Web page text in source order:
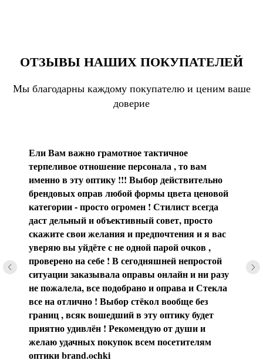
ОТЗЫВЫ НАШИХ ПОКУПАТЕЛЕЙ
Мы благодарны каждому покупателю и ценим ваше
доверие
Ели Вам важно грамотное тактичное
терпеливое отношение персонала , то вам
именно в эту оптику !!! Выбор действительно
брендовых оправ любой формы цвета ценовой
категории - просто огромен ! Стилист всегда
даст дельный и объективный совет, просто
скажите свои желания и предпочтения и я вас
уверяю вы уйдёте с не одной парой очков ,
проверено на себе ! В сегодняшней непростой
ситуации заказывала оправы онлайн и ни разу
не пожалела, все подобрано и оправа и Стекла
все на отлично ! Выбор стёкол вообще без
границ , всяк вошедший в эту оптику будет
приятно удивлён ! Рекомендую от души и
желаю удачных покупок всем посетителям
оптики brаnd.ochki